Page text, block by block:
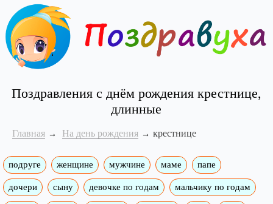
Поздравления с днём рождения крестнице,
длинные
Главная На день рождения крестнице
подруге женщине мужчине маме папе
дочери сыну девочке по годам мальчику по годам